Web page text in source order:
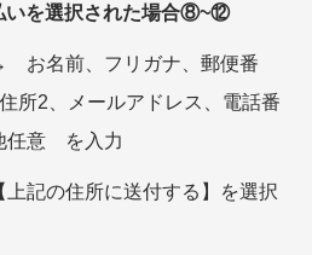
いを選択された場合⑧~⑫
名前、フリガナ、郵便番
所2、メールアドレス、電話番
任意 を入力
の住所に送付する】を選択